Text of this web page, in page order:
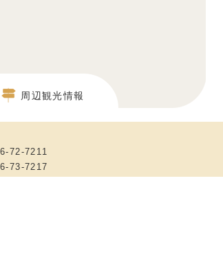
周辺観光情報
72-7211
73-7217